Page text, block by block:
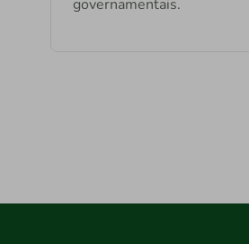
governamentais.